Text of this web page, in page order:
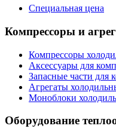
Специальная цена
Компрессоры и
Компрессоры
Аксессуары для
Запасные части для
Агрегаты
Моноблоки
Оборудование